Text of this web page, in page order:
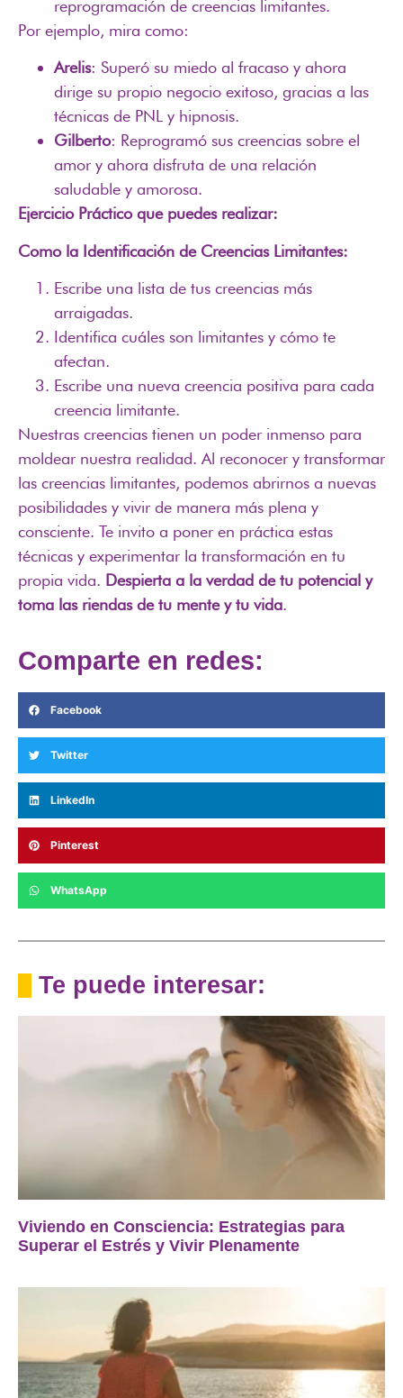
reprogramación de creencias limitantes.
Por ejemplo, mira como:
Arelis: Superó su miedo al fracaso y ahora
dirige su propio negocio exitoso, gracias a las
técnicas de PNL y hipnosis.
Gilberto: Reprogramó sus creencias sobre el
amor y ahora disfruta de una relación
saludable y amorosa.
Ejercicio Práctico que puedes realizar:
Como la Identificación de Creencias Limitantes:
Escribe una lista de tus creencias más
arraigadas.
Identifica cuáles son limitantes y cómo te
afectan.
Escribe una nueva creencia positiva para cada
creencia limitante.
Nuestras creencias tienen un poder inmenso para
moldear nuestra realidad. Al reconocer y transformar
las creencias limitantes, podemos abrirnos a nuevas
posibilidades y vivir de manera más plena y
consciente. Te invito a poner en práctica estas
técnicas y experimentar la transformación en tu
propia vida. Despierta a la verdad de tu potencial y
toma las riendas de tu mente y tu vida.
Comparte en redes:
Facebook
Twitter
LinkedIn
Pinterest
WhatsApp
Te puede interesar:
Viviendo en Consciencia: Estrategias para
Superar el Estrés y Vivir Plenamente